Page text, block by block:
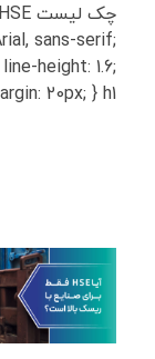
sans-serif;
height: 1.6;
20px; } h1 { ...